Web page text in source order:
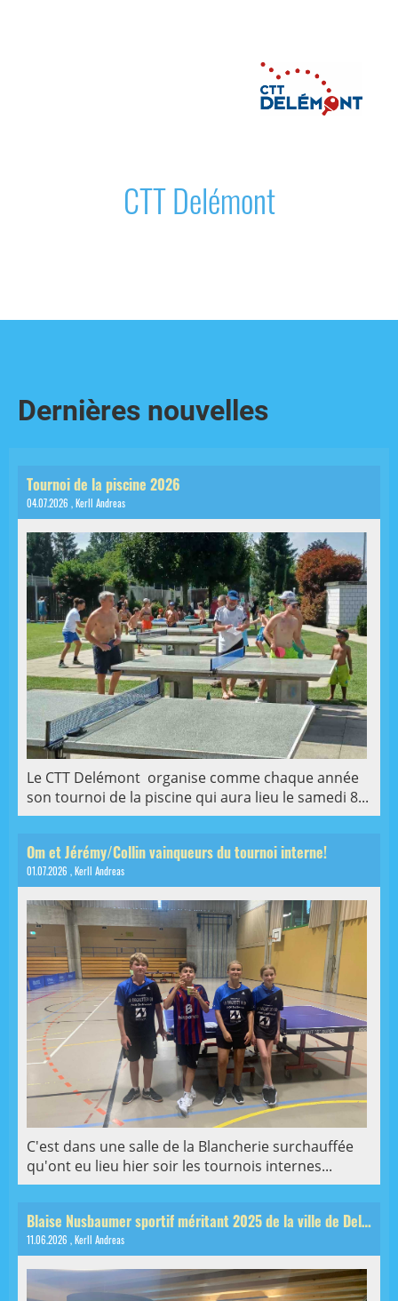
CTT Delémont
Dernières nouvelles
Tournoi de la piscine 2026
04.07.2026 , Kerll Andreas
Le CTT Delémont organise comme chaque année
son tournoi de la piscine qui aura lieu le samedi 8...
Om et Jérémy/Collin vainqueurs du tournoi interne!
01.07.2026 , Kerll Andreas
C'est dans une salle de la Blancherie surchauffée
qu'ont eu lieu hier soir les tournois internes...
Blaise Nusbaumer sportif méritant 2025 de la ville de Delémont!
11.06.2026 , Kerll Andreas